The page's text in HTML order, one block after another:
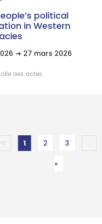
political
in Western
➔ 27 mars 2026
des actes
1 2 3
»